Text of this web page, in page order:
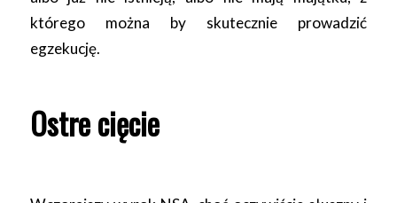
którego można by skutecznie prowadzić
egzekucję.
Ostre cięcie